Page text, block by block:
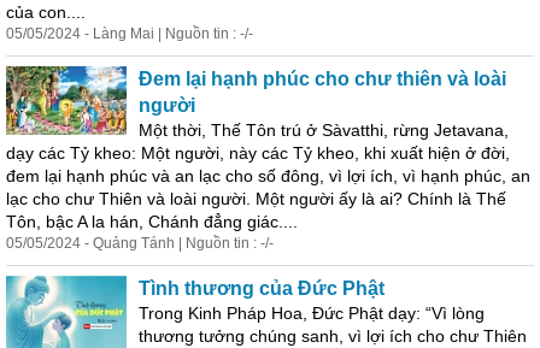
của con....
05/05/2024 - Làng Mai | Nguồn tin : -/-
Đem lại hạnh phúc cho chư thiên và loài
người
Một thời, Thế Tôn trú ở Sàvatthi, rừng Jetavana,
dạy các Tỷ kheo: Một người, này các Tỷ kheo, khi xuất hiện ở đời,
đem lại hạnh phúc và an lạc cho số đông, vì lợi ích, vì hạnh phúc, an
lạc cho chư Thiên và loài người. Một người ấy là ai? Chính là Thế
Tôn, bậc A la hán, Chánh đẳng giác....
05/05/2024 - Quảng Tánh | Nguồn tin : -/-
Tình thương của Ðức Phật
Trong Kinh Pháp Hoa, Đức Phật dạy: “Vì lòng
thương tưởng chúng sanh, vì lợi ích cho chư Thiên